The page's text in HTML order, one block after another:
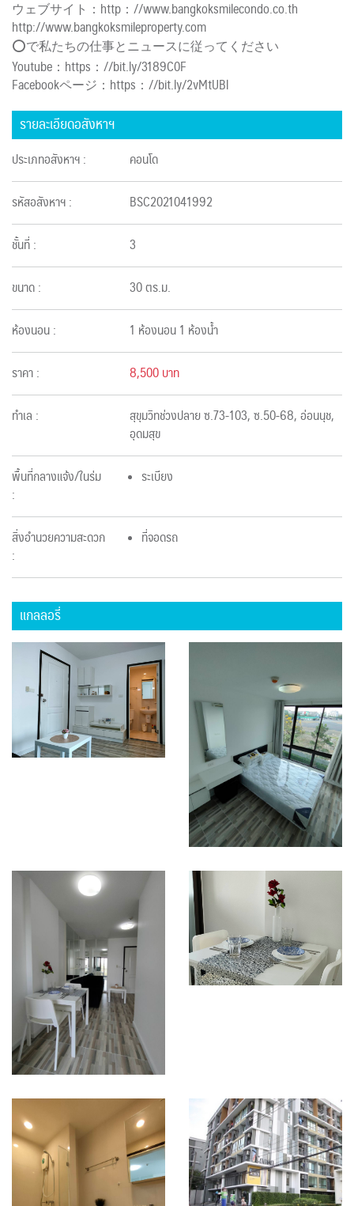
ウェブサイト：http：//www.bangkoksmilecondo.co.th
http://www.bangkoksmileproperty.com
⭕️で私たちの仕事とニュースに従ってください
Youtube：https：//bit.ly/3189C0F
Facebookページ：https：//bit.ly/2vMtUBl
รายละเอียดอสังหาฯ
ประเภทอสังหาฯ : คอนโด
รหัสอสังหาฯ : BSC2021041992
ชั้นที่ : 3
ขนาด : 30 ตร.ม.
ห้องนอน : 1 ห้องนอน 1 ห้องน้ำ
ราคา : 8,500 บาท
ทำเล :
สุขุมวิทช่วงปลาย ซ.73-103, ซ.50-68, อ่อนนุช,
อุดมสุข
พื้นที่กลางแจ้ง/ในร่ม
:
ระเบียง
สิ่งอำนวยความสะดวก
:
ที่จอดรถ
แกลลอรี่